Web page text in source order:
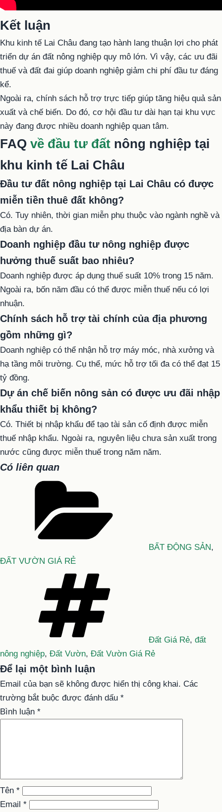
Kết luận
Khu kinh tế Lai Châu đang tạo hành lang thuận lợi cho phát
triển dự án đất nông nghiệp quy mô lớn. Vì vậy, các ưu đãi
thuế và đất đai giúp doanh nghiệp giảm chi phí đầu tư đáng
kể.
Ngoài ra, chính sách hỗ trợ trực tiếp giúp tăng hiệu quả sản
xuất và chế biến. Do đó, cơ hội đầu tư dài hạn tại khu vực
này đang được nhiều doanh nghiệp quan tâm.
FAQ về đầu tư đất nông nghiệp tại
khu kinh tế Lai Châu
Đầu tư đất nông nghiệp tại Lai Châu có được
miễn tiền thuê đất không?
Có. Tuy nhiên, thời gian miễn phụ thuộc vào ngành nghề và
địa bàn dự án.
Doanh nghiệp đầu tư nông nghiệp được
hưởng thuế suất bao nhiêu?
Doanh nghiệp được áp dụng thuế suất 10% trong 15 năm.
Ngoài ra, bốn năm đầu có thể được miễn thuế nếu có lợi
nhuận.
Chính sách hỗ trợ tài chính của địa phương
gồm những gì?
Doanh nghiệp có thể nhận hỗ trợ máy móc, nhà xưởng và
hạ tầng môi trường. Cụ thể, mức hỗ trợ tối đa có thể đạt 15
tỷ đồng.
Dự án chế biến nông sản có được ưu đãi nhập
khẩu thiết bị không?
Có. Thiết bị nhập khẩu để tạo tài sản cố định được miễn
thuế nhập khẩu. Ngoài ra, nguyên liệu chưa sản xuất trong
nước cũng được miễn thuế trong năm năm.
Có liên quan
BẤT ĐỘNG SẢN,
ĐẤT VƯỜN GIÁ RẺ
Đất Giá Rẻ, đất
nông nghiệp, Đất Vườn, Đất Vườn Giá Rẻ
Để lại một bình luận
Email của bạn sẽ không được hiển thị công khai. Các
trường bắt buộc được đánh dấu *
Bình luận *
Tên *
Email *